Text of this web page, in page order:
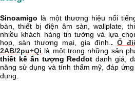
Sinoamigo là một thương hiệu nổi
bàn, thiết bị điện âm sàn, wallplate,
nhiều khách hàng tin tưởng và lựa
họp, sàn thương mại, gia đình. .Ổ
2AB/2pu+Qi là một trong những sản
thiết kế ấn tượng Reddotdanh giá,
năng sử dụng và tính thẩm mỹ, đáp
dụng.